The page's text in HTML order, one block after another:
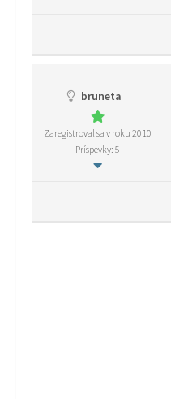
bruneta
Zaregistroval sa v roku 2010
Príspevky: 5